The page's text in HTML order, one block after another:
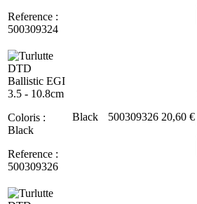
Reference :
500309324
Coloris :
Black
Reference :
500309326
Black 500309326 20,60 €